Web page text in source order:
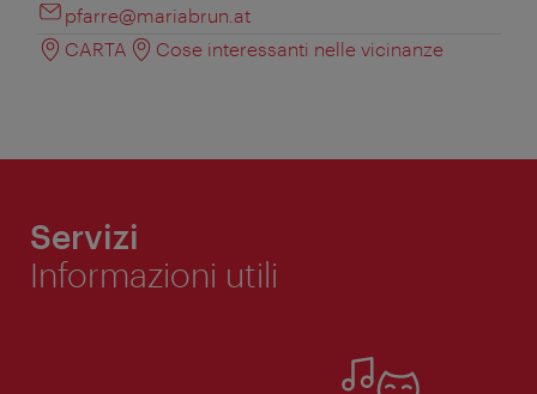
pfarre@mariabrun.at
CARTA
Cose interessanti nelle vicinanze
Servizi
Informazioni utili